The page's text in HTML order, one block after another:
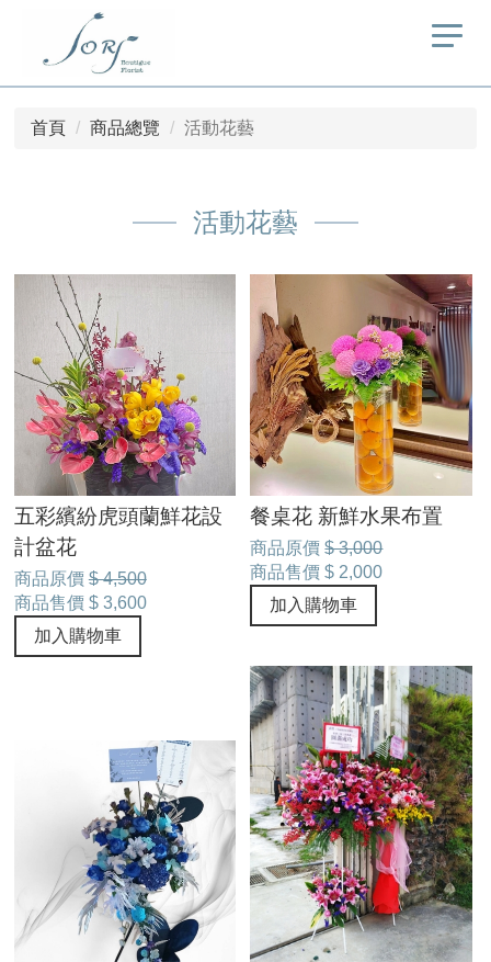
首頁 商品總覽 活動花藝
活動花藝
五彩繽紛虎頭蘭鮮花設
計盆花
商品原價 $ 4,500
商品售價 $ 3,600
加入購物車
餐桌花 新鮮水果布置
商品原價 $ 3,000
商品售價 $ 2,000
加入購物車